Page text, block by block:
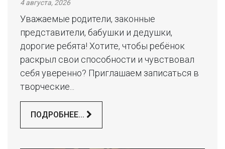
4 августа, 2026
Уважаемые родители, законные
представители, бабушки и дедушки,
дорогие ребята! Хотите, чтобы ребёнок
раскрыл свои способности и чувствовал
себя уверенно? Приглашаем записаться в
творческие...
ПОДРОБНЕЕ...